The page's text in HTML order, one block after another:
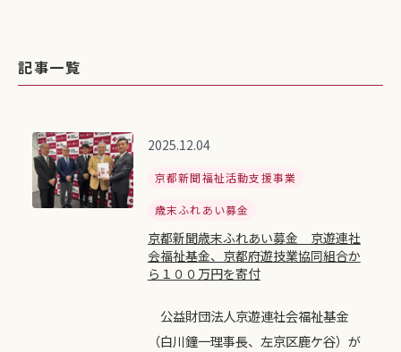
記事一覧
2025.12.04
京都新聞福祉活動支援事業
歳末ふれあい募金
京都新聞歳末ふれあい募金 京遊連社
会福祉基金、京都府遊技業協同組合か
ら１００万円を寄付
公益財団法人京遊連社会福祉基金
（白川鐘一理事長、左京区鹿ケ谷）が